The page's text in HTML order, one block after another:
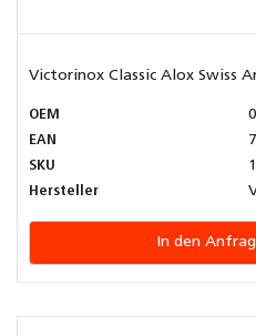
Victorinox Classic Alox Swiss
OEM
EAN
SKU
Hersteller
In den